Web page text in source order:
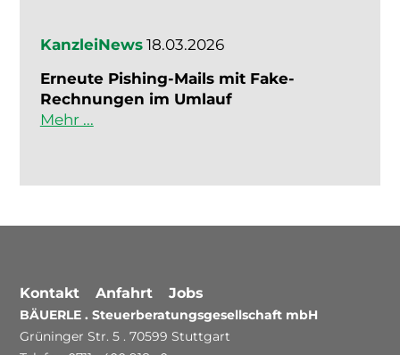
KanzleiNews18.03.2026
Erneute Pishing-Mails mit Fake-
Rechnungen im Umlauf
Mehr ...
Kontakt Anfahrt Jobs
BÄUERLE . Steuerberatungsgesellschaft mbH
Grüninger Str. 5 . 70599 Stuttgart